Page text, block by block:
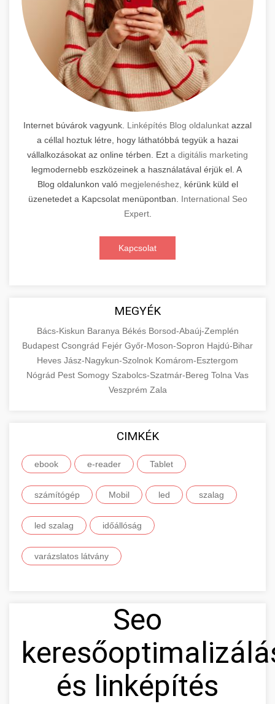
Internet búvárok vagyunk. Linképítés Blog oldalunkat azzal
a céllal hoztuk létre, hogy láthatóbbá tegyük a hazai
vállalkozásokat az online térben. Ezt a digitális marketing
legmodernebb eszközeinek a használatával érjük el. A
Blog oldalunkon való megjelenéshez,
kérünk küld el
üzenetedet a Kapcsolat menüpontban. International Seo
Expert.
Kapcsolat
MEGYÉK
Bács-Kiskun Baranya Békés Borsod-Abaúj-Zemplén
Budapest Csongrád Fejér Győr-Moson-Sopron Hajdú-Bihar
Heves Jász-Nagykun-Szolnok Komárom-Esztergom
Nógrád Pest Somogy Szabolcs-Szatmár-Bereg Tolna Vas
Veszprém Zala
CIMKÉK
ebook e-reader Tablet
számítógép Mobil led szalag
led szalag időállóság
varázslatos látvány
Seo
és linképítés